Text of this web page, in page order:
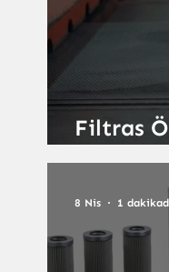
Filtras
Güçlü
8 Nis 1